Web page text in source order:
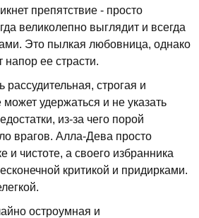
препятствие - просто
великолепно выглядит и всегда
Это пылкая любовница, однако
ее страсти.
рассудительная, строгая и
удержаться и не указать
из-за чего порой
врагов. Алла-Дева просто
и чистоте, а своего избранника
критикой и придирками.
остроумная и